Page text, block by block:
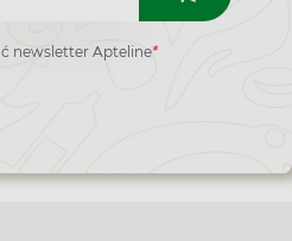
newsletter Apteline*